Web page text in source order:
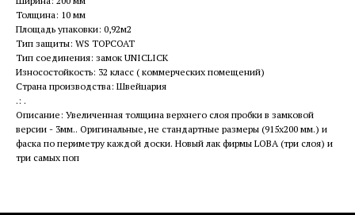
Толщина: 10 мм
Площадь упаковки: 0,92м2
Тип защиты: WS TOPCOAT
Тип соединения: замок UNICLICK
Износостойкость: 32 класс ( коммерческих помещений)
Страна производства: Швейцария
.: .
Описание: Увеличенная толщина верхнего слоя пробки в замковой
версии - 3мм.. Оригинальные, не стандартные размеры (915х200 мм.) и
фаска по периметру каждой доски. Новый лак фирмы LOBA (три слоя) и
три самых поп